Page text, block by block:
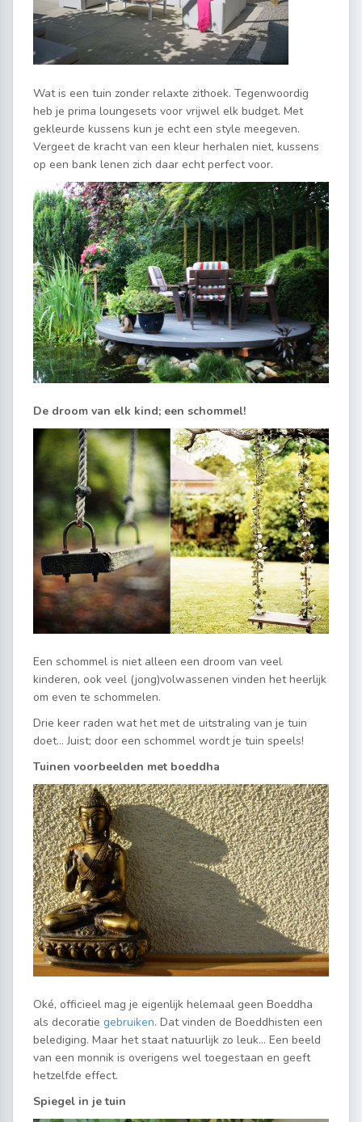
Wat is een tuin zonder relaxte zithoek. Tegenwoordig
heb je prima loungesets voor vrijwel elk budget. Met
gekleurde kussens kun je echt een style meegeven.
Vergeet de kracht van een kleur herhalen niet, kussens
op een bank lenen zich daar echt perfect voor.
De droom van elk kind; een schommel!
Een schommel is niet alleen een droom van veel
kinderen, ook veel (jong)volwassenen vinden het heerlijk
om even te schommelen.
Drie keer raden wat het met de uitstraling van je tuin
doet… Juist; door een schommel wordt je tuin speels!
Tuinen voorbeelden met boeddha
Oké, officieel mag je eigenlijk helemaal geen Boeddha
als decoratie gebruiken. Dat vinden de Boeddhisten een
belediging. Maar het staat natuurlijk zo leuk… Een beeld
van een monnik is overigens wel toegestaan en geeft
hetzelfde effect.
Spiegel in je tuin